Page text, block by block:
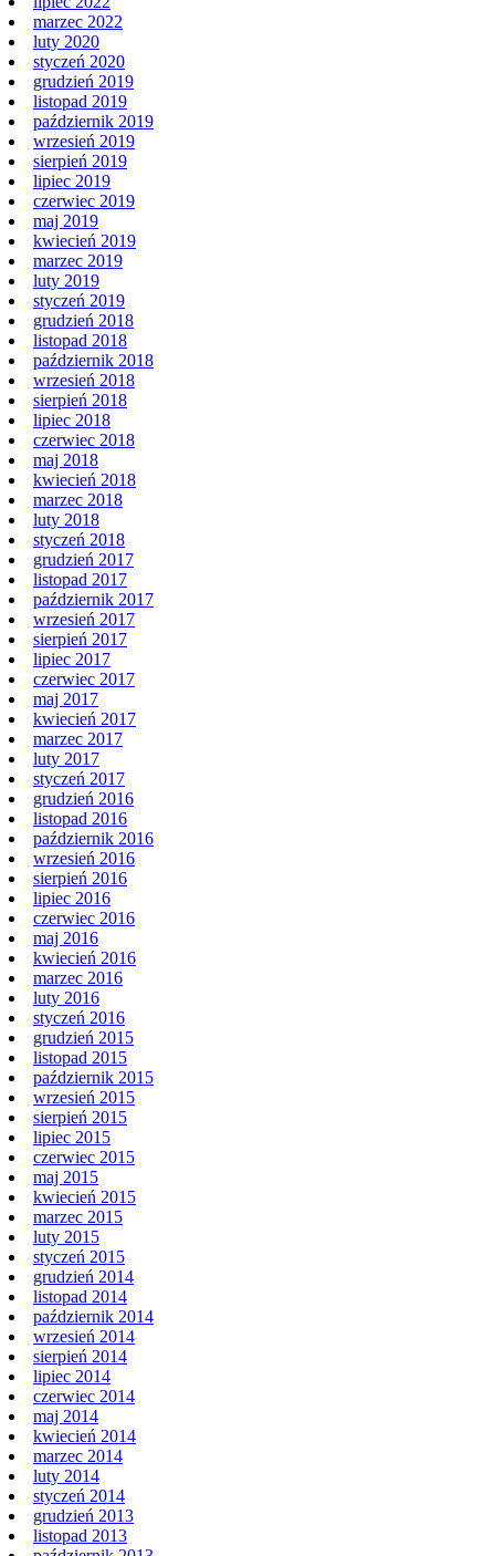
marzec 2022
luty 2020
styczeń 2020
grudzień 2019
listopad 2019
październik 2019
wrzesień 2019
sierpień 2019
lipiec 2019
czerwiec 2019
maj 2019
kwiecień 2019
marzec 2019
luty 2019
styczeń 2019
grudzień 2018
listopad 2018
październik 2018
wrzesień 2018
sierpień 2018
lipiec 2018
czerwiec 2018
maj 2018
kwiecień 2018
marzec 2018
luty 2018
styczeń 2018
grudzień 2017
listopad 2017
październik 2017
wrzesień 2017
sierpień 2017
lipiec 2017
czerwiec 2017
maj 2017
kwiecień 2017
marzec 2017
luty 2017
styczeń 2017
grudzień 2016
listopad 2016
październik 2016
wrzesień 2016
sierpień 2016
lipiec 2016
czerwiec 2016
maj 2016
kwiecień 2016
marzec 2016
luty 2016
styczeń 2016
grudzień 2015
listopad 2015
październik 2015
wrzesień 2015
sierpień 2015
lipiec 2015
czerwiec 2015
maj 2015
kwiecień 2015
marzec 2015
luty 2015
styczeń 2015
grudzień 2014
listopad 2014
październik 2014
wrzesień 2014
sierpień 2014
lipiec 2014
czerwiec 2014
maj 2014
kwiecień 2014
marzec 2014
luty 2014
styczeń 2014
grudzień 2013
listopad 2013